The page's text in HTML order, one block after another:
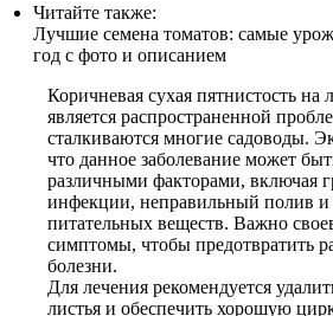
Читайте также:
Лучшие семена томатов: самые
год с фото и описанием
Коричневая сухая пятнистость на
является распространенной
сталкиваются многие садоводы.
что данное заболевание может
различными факторами, включая
инфекции, неправильный полив и
питательных веществ. Важно
симптомы, чтобы предотвратить
болезни.
Для лечения рекомендуется
листья и обеспечить хорошую